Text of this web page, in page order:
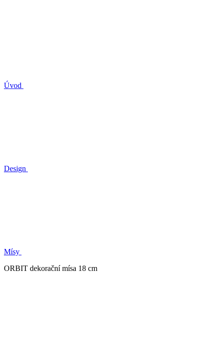
Úvod
Design
Mísy
ORBIT dekorační mísa 18 cm